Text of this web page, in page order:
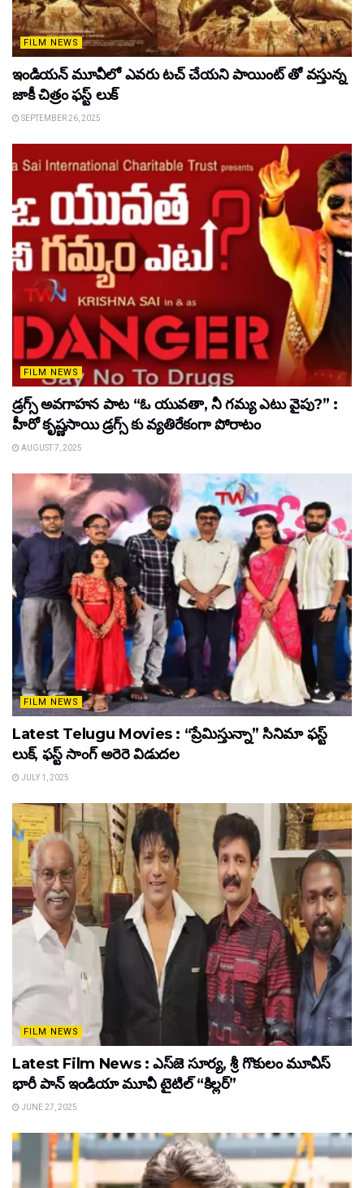
FILM NEWS
ఇండియన్ మూవీలో ఎవరు టచ్ చేయని పాయింట్ తో వస్తున్న
జాకీ చిత్రం ఫస్ట్ లుక్
SEPTEMBER 26, 2025
FILM NEWS
డ్రగ్స్ అవగాహన పాట “ఓ యువతా, నీ గమ్య ఎటు వైపు?” :
హీరో కృష్ణసాయి డ్రగ్స్ కు వ్యతిరేకంగా పోరాటం
AUGUST 7, 2025
FILM NEWS
Latest Telugu Movies : “ప్రేమిస్తున్నా” సినిమా ఫస్ట్
లుక్, ఫస్ట్ సాంగ్ అరెరె విడుదల
JULY 1, 2025
FILM NEWS
Latest Film News : ఎస్‌జె సూర్య, శ్రీ గొకులం మూవీస్‌
భారీ పాన్‌ ఇండియా మూవీ టైటిల్ “కిల్లర్”
JUNE 27, 2025